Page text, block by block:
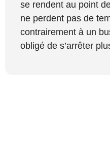
se rendent au point
ne perdent pas de
contrairement à un
obligé de s’arrêter